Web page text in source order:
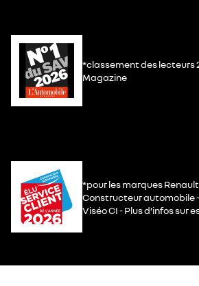
*classement des lecteurs
Magazine
*pour les marques
Constructeur automobile
Viséo CI - Plus d’infos sur